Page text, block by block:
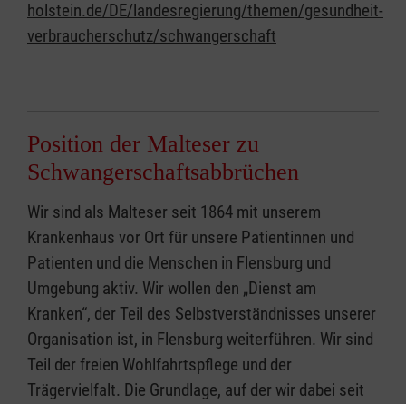
holstein.de/DE/landesregierung/themen/gesundheit-
verbraucherschutz/schwangerschaft
Position der Malteser zu
Schwangerschaftsabbrüchen
Wir sind als Malteser seit 1864 mit unserem
Krankenhaus vor Ort für unsere Patientinnen und
Patienten und die Menschen in Flensburg und
Umgebung aktiv. Wir wollen den „Dienst am
Kranken“, der Teil des Selbstverständnisses unserer
Organisation ist, in Flensburg weiterführen. Wir sind
Teil der freien Wohlfahrtspflege und der
Trägervielfalt. Die Grundlage, auf der wir dabei seit